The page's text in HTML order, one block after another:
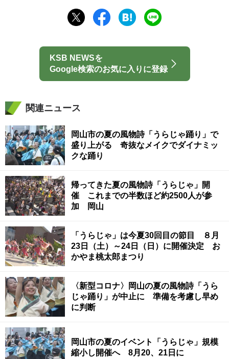
KSB NEWSを
Google検索のお気に入りに登録
関連ニュース
岡山市の夏の風物詩「うらじゃ踊り」で
盛り上がる 奇抜なメイクでダイナミッ
クな踊り
帰ってきた夏の風物詩「うらじゃ」開
催 これまでの半数ほど約2500人が参
加 岡山
「うらじゃ」は今夏30回目の節目 ８月
23日（土）～24日（日）に開催決定 お
かやま桃太郎まつり
〈新型コロナ〉岡山の夏の風物詩「うら
じゃ踊り」が中止に 準備を考慮し早め
に判断
岡山市の夏のイベント「うらじゃ」規模
縮小し開催へ 8月20、21日に